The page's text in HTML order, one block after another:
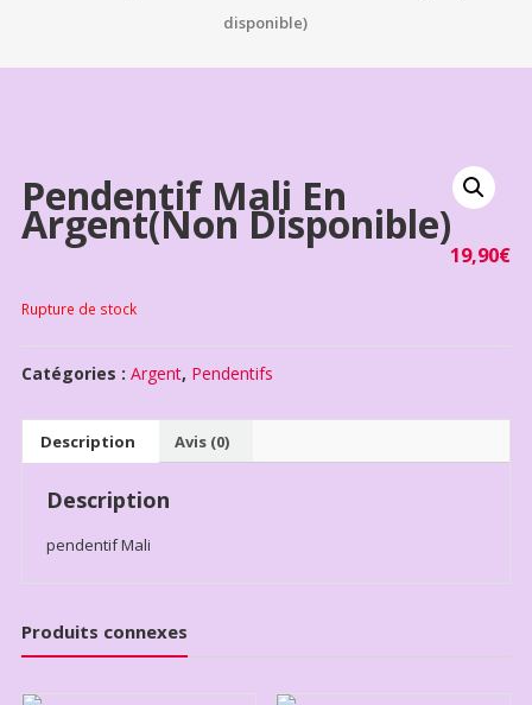
disponible)
Pendentif Mali En
Argent(non Disponible)
19,90€
Rupture de stock
Catégories : Argent, Pendentifs
Description Avis (0)
Description
pendentif Mali
Produits connexes